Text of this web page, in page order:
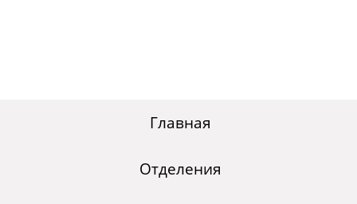
Главная
Отделения